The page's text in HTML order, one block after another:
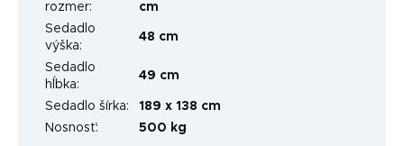
rozmer:
cm
Sedadlo
výška:
48 cm
Sedadlo
hĺbka:
49 cm
Sedadlo šírka:
189 x 138 cm
Nosnosť: 500 kg